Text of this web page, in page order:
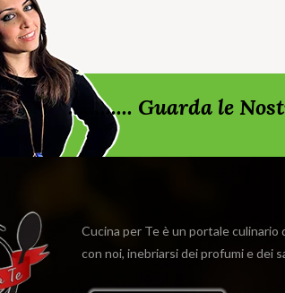
............ Guarda le
Cucina per Te è un portale culinario
con noi, inebriarsi dei profumi e dei